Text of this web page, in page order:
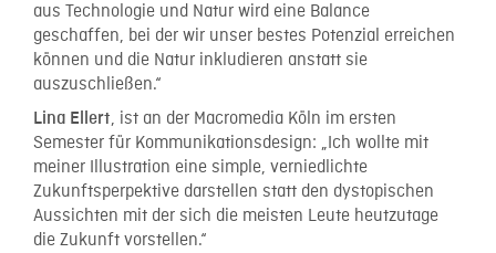
aus Technologie und Natur wird eine Balance
geschaffen, bei der wir unser bestes Potenzial erreichen
können und die Natur inkludieren anstatt sie
auszuschließen.“
Lina Ellert, ist an der Macromedia Köln im ersten
Semester für Kommunikationsdesign: „Ich wollte mit
meiner Illustration eine simple, verniedlichte
Zukunftsperpektive darstellen statt den dystopischen
Aussichten mit der sich die meisten Leute heutzutage
die Zukunft vorstellen.“